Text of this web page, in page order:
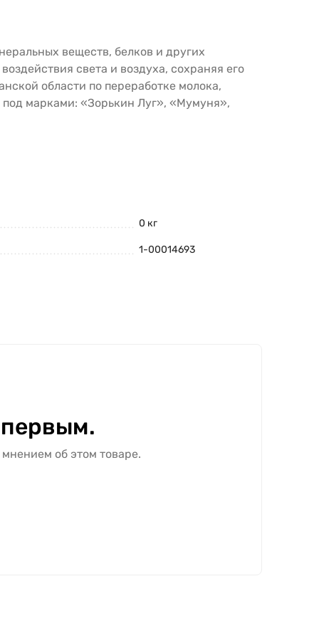
веществ, белков и других
света и воздуха, сохраняя его
области по переработке молока,
под марками: «Зорькин Луг», «Мумуня»,
0 кг
1-00014693
об этом товаре.